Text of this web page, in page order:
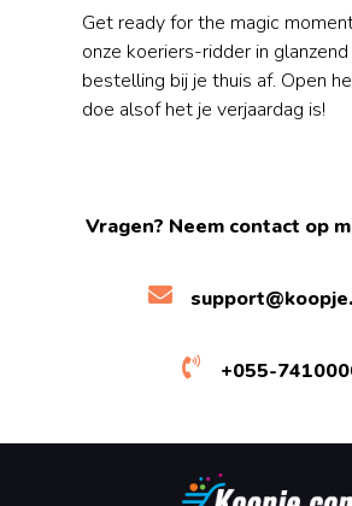
Get ready for the magic
onze koeriers-ridder in
bestelling bij je thuis af. Open
doe alsof het je verjaardag is!
Vragen? Neem contact op
+055-